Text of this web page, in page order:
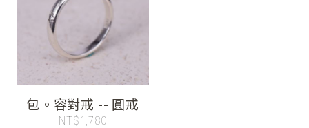
包。容對戒 -- 圓戒
NT$1,780